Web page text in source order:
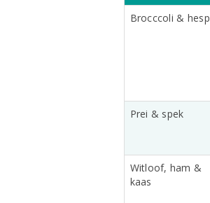
Brocccoli & hesp
Prei & spek
Witloof, ham &
kaas